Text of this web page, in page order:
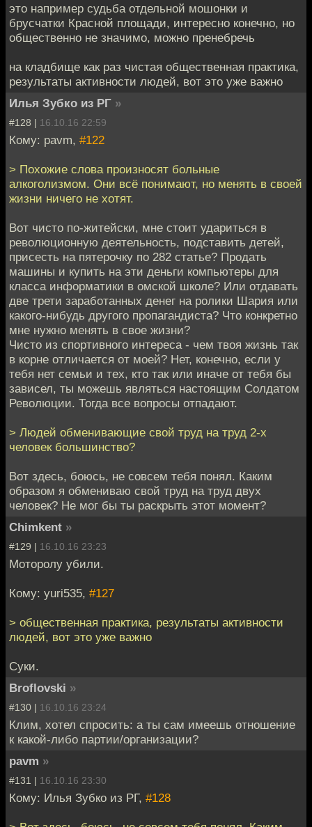
это например судьба отдельной мошонки и
брусчатки Красной площади, интересно конечно, но
общественно не значимо, можно пренебречь
на кладбище как раз чистая общественная практика,
результаты активности людей, вот это уже важно
Илья Зубко из РГ »
#128 | 16.10.16 22:59
Кому: pavm, #122
> Похожие слова произносят больные
алкоголизмом. Они всё понимают, но менять в своей
жизни ничего не хотят.
Вот чисто по-житейски, мне стоит удариться в
революционную деятельность, подставить детей,
присесть на пятерочку по 282 статье? Продать
машины и купить на эти деньги компьютеры для
класса информатики в омской школе? Или отдавать
две трети заработанных денег на ролики Шария или
какого-нибудь другого пропагандиста? Что конкретно
мне нужно менять в свое жизни?
Чисто из спортивного интереса - чем твоя жизнь так
в корне отличается от моей? Нет, конечно, если у
тебя нет семьи и тех, кто так или иначе от тебя бы
зависел, ты можешь являться настоящим Солдатом
Революции. Тогда все вопросы отпадают.
> Людей обменивающие свой труд на труд 2-х
человек большинство?
Вот здесь, боюсь, не совсем тебя понял. Каким
образом я обмениваю свой труд на труд двух
человек? Не мог бы ты раскрыть этот момент?
Chimkent »
#129 | 16.10.16 23:23
Моторолу убили.
Кому: yuri535, #127
> общественная практика, результаты активности
людей, вот это уже важно
Суки.
Broflovski »
#130 | 16.10.16 23:24
Клим, хотел спросить: а ты сам имеешь отношение
к какой-либо партии/организации?
pavm »
#131 | 16.10.16 23:30
Кому: Илья Зубко из РГ, #128